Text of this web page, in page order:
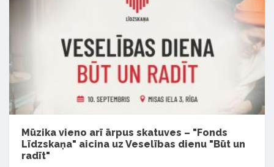
Mūzika vieno arī ārpus skatuves – "Fonds
Līdzskaņa" aicina uz Veselības dienu "Būt un
radīt"